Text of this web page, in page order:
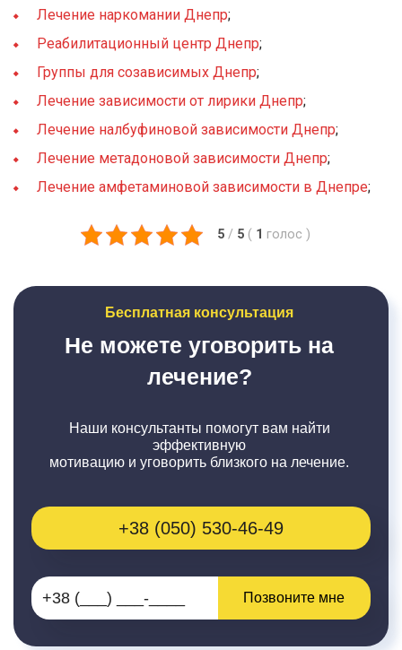
Лечение наркомании Днепр;
Реабилитационный центр Днепр;
Группы для созависимых Днепр;
Лечение зависимости от лирики Днепр;
Лечение налбуфиновой зависимости Днепр;
Лечение метадоновой зависимости Днепр;
Лечение амфетаминовой зависимости в Днепре;
5 / 5 ( 1 голос )
Бесплатная консультация
Не можете уговорить на
лечение?
Наши консультанты помогут вам найти
эффективную
мотивацию и уговорить близкого на лечение.
+38 (050) 530-46-49
Позвоните мне